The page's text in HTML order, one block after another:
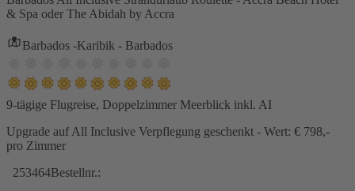
& Spa oder The Abidah by Accra
Barbados -Karibik - Barbados
9-tägige Flugreise, Doppelzimmer Meerblick inkl. AI
Upgrade auf All Inclusive Verpflegung geschenkt - Wert: € 798,-
pro Zimmer
253464Bestellnr.: